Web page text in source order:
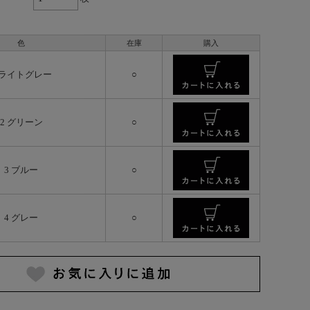
色 在庫 購入
イトグレー ○
2 グリーン ○
3 ブルー ○
4 グレー ○